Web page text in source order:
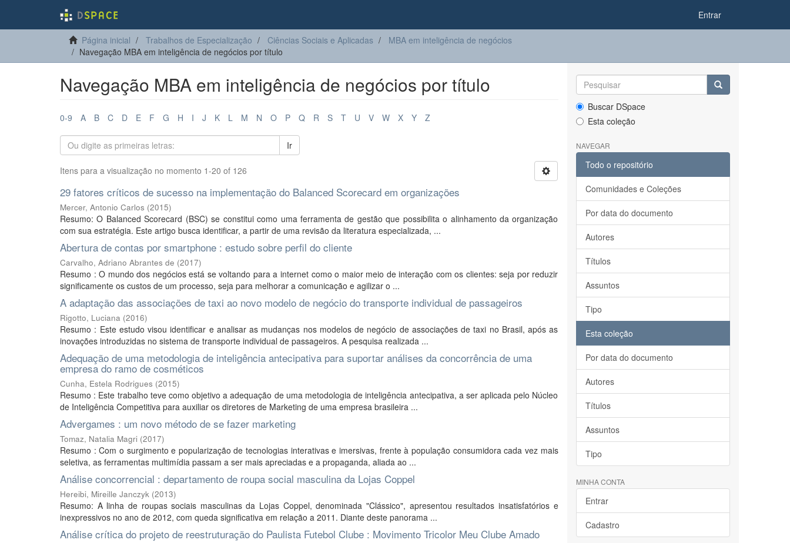
Entrar
Página inicial Trabalhos de Especialização Ciências Sociais e Aplicadas
MBA em inteligência de negócios
Navegação MBA em inteligência de negócios por título
Navegação MBA em inteligência de negócios por título
0-9 A B C D E F G H I J K L M N O P Q R S T U V W X Y Z
Ir
Itens para a visualização no momento 1-20 of 126
29 fatores críticos de sucesso na implementação do Balanced Scorecard em organizações
Mercer, Antonio Carlos (2015)
Resumo: O Balanced Scorecard (BSC) se constitui como uma ferramenta de gestão que possibilita o alinhamento da organização
com sua estratégia. Este artigo busca identificar, a partir de uma revisão da literatura especializada, ...
Abertura de contas por smartphone : estudo sobre perfil do cliente
Carvalho, Adriano Abrantes de (2017)
Resumo : O mundo dos negócios está se voltando para a internet como o maior meio de interação com os clientes: seja por reduzir
significamente os custos de um processo, seja para melhorar a comunicação e agilizar o ...
A adaptação das associações de taxi ao novo modelo de negócio do transporte individual de passageiros
Rigotto, Luciana (2016)
Resumo : Este estudo visou identificar e analisar as mudanças nos modelos de negócio de associações de taxi no Brasil, após as
inovações introduzidas no sistema de transporte individual de passageiros. A pesquisa realizada ...
Adequação de uma metodologia de inteligência antecipativa para suportar análises da concorrência de uma
empresa do ramo de cosméticos
Cunha, Estela Rodrigues (2015)
Resumo : Este trabalho teve como objetivo a adequação de uma metodologia de inteligência antecipativa, a ser aplicada pelo Núcleo
de Inteligência Competitiva para auxiliar os diretores de Marketing de uma empresa brasileira ...
Advergames : um novo método de se fazer marketing
Tomaz, Natalia Magri (2017)
Resumo : Com o surgimento e popularização de tecnologias interativas e imersivas, frente à população consumidora cada vez mais
seletiva, as ferramentas multimídia passam a ser mais apreciadas e a propaganda, aliada ao ...
Análise concorrencial : departamento de roupa social masculina da Lojas Coppel
Hereibi, Mireille Janczyk (2013)
Resumo: A linha de roupas sociais masculinas da Lojas Coppel, denominada "Clássico", apresentou resultados insatisfatórios e
inexpressivos no ano de 2012, com queda significativa em relação a 2011. Diante deste panorama ...
Análise crítica do projeto de reestruturação do Paulista Futebol Clube : Movimento Tricolor Meu Clube Amado
Buscar DSpace
Esta coleção
NAVEGAR
Todo o repositório
Comunidades e Coleções
Por data do documento
Autores
Títulos
Assuntos
Tipo
Esta coleção
Por data do documento
Autores
Títulos
Assuntos
Tipo
MINHA CONTA
Entrar
Cadastro